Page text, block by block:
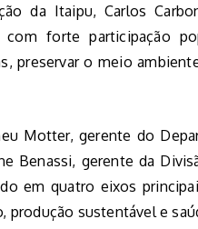
da Itaipu, Carlos
com forte participação
preservar o meio
Motter, gerente do
Benassi, gerente da
em quatro eixos
sustentável e